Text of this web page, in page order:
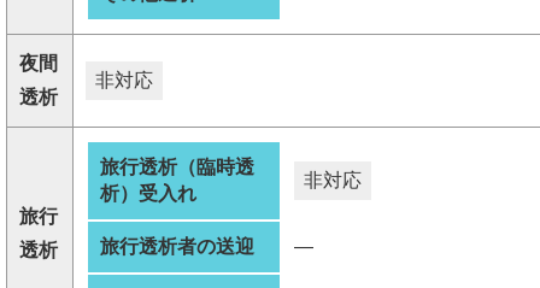
夜間
透析
非対応
旅行
透析
旅行透析（臨時透
析）受入れ
非対応
旅行透析者の送迎 ―